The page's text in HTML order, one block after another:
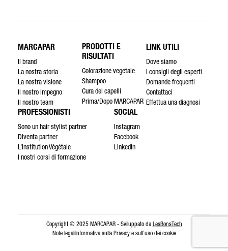
MARCAPAR
Il brand
La nostra storia
La nostra visione
Il nostro impegno
Il nostro team
PRODOTTI E
RISULTATI
Colorazione vegetale
Shampoo
Cura dei capelli
Prima/Dopo MARCAPAR
LINK UTILI
Dove siamo
I consigli degli esperti
Domande frequenti
Contattaci
Effettua una diagnosi
PROFESSIONISTI
Sono un hair stylist partner
Diventa partner
L’Institution Végétale
I nostri corsi di formazione
SOCIAL
Instagram
Facebook
LinkedIn
Copyright © 2025 MARCAPAR - Sviluppato da LesBonsTech
Note legaliInformativa sulla Privacy e sull’uso dei cookie